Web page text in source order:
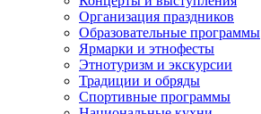
Организация праздников
Образовательные программы
Ярмарки и этнофесты
Этнотуризм и экскурсии
Традиции и обряды
Спортивные программы